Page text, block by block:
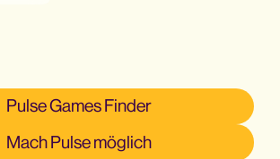
Pulse Games Finder
Mach Pulse möglich